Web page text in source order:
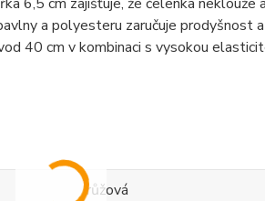
a polyesteru zaručuje prodyšnost
40 cm v kombinaci s vysokou
růžová